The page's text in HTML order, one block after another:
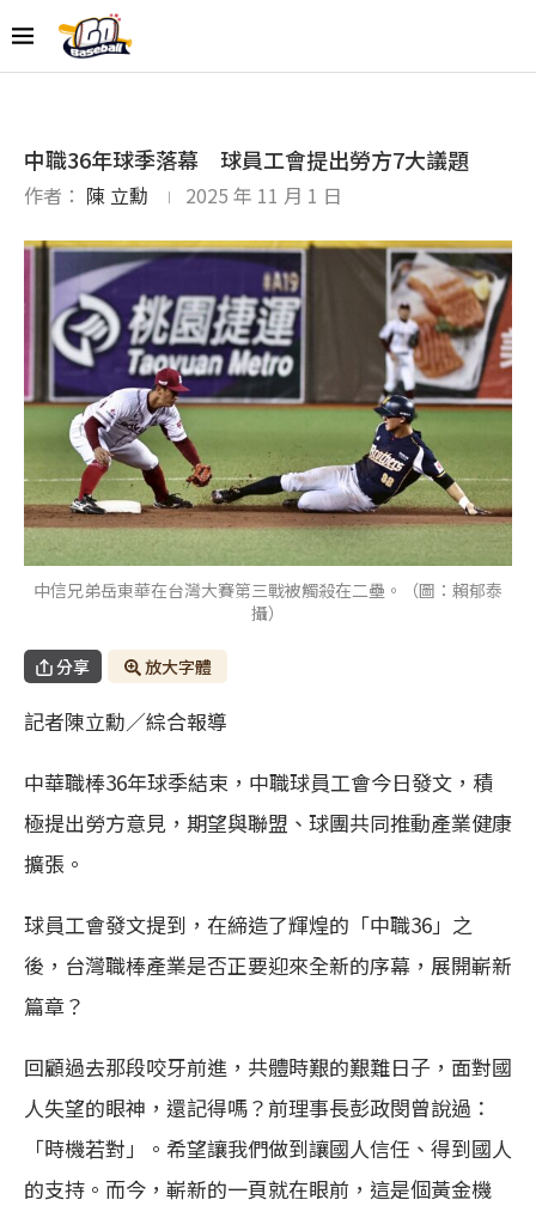
中職36年球季落幕 球員工會提出勞方7大議題
作者： 陳 立勳 2025 年 11 月 1 日
中信兄弟岳東華在台灣大賽第三戰被觸殺在二壘。（圖：賴郁泰
攝）
分享 放大字體
記者陳立勳／綜合報導
中華職棒36年球季結束，中職球員工會今日發文，積
極提出勞方意見，期望與聯盟、球團共同推動產業健康
擴張。
球員工會發文提到，在締造了輝煌的「中職36」之
後，台灣職棒產業是否正要迎來全新的序幕，展開嶄新
篇章？
回顧過去那段咬牙前進，共體時艱的艱難日子，面對國
人失望的眼神，還記得嗎？前理事長彭政閔曾說過：
「時機若對」。希望讓我們做到讓國人信任、得到國人
的支持。而今，嶄新的一頁就在眼前，這是個黃金機